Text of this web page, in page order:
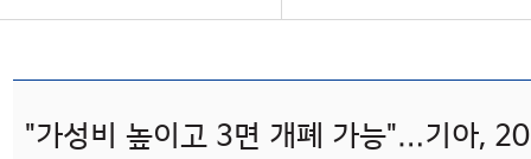
"가성비 높이고 3면 개폐 가능"…기아,